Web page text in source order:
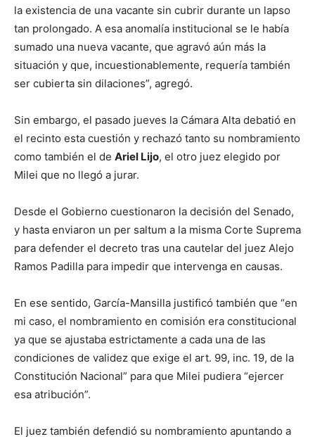
la existencia de una vacante sin cubrir durante un lapso
tan prolongado. A esa anomalía institucional se le había
sumado una nueva vacante, que agravó aún más la
situación y que, incuestionablemente, requería también
ser cubierta sin dilaciones”, agregó.
Sin embargo, el pasado jueves la Cámara Alta debatió en
el recinto esta cuestión y rechazó tanto su nombramiento
como también el de Ariel Lijo, el otro juez elegido por
Milei que no llegó a jurar.
Desde el Gobierno cuestionaron la decisión del Senado,
y hasta enviaron un per saltum a la misma Corte Suprema
para defender el decreto tras una cautelar del juez Alejo
Ramos Padilla para impedir que intervenga en causas.
En ese sentido, García-Mansilla justificó también que “en
mi caso, el nombramiento en comisión era constitucional
ya que se ajustaba estrictamente a cada una de las
condiciones de validez que exige el art. 99, inc. 19, de la
Constitución Nacional” para que Milei pudiera “ejercer
esa atribución”.
El juez también defendió su nombramiento apuntando a